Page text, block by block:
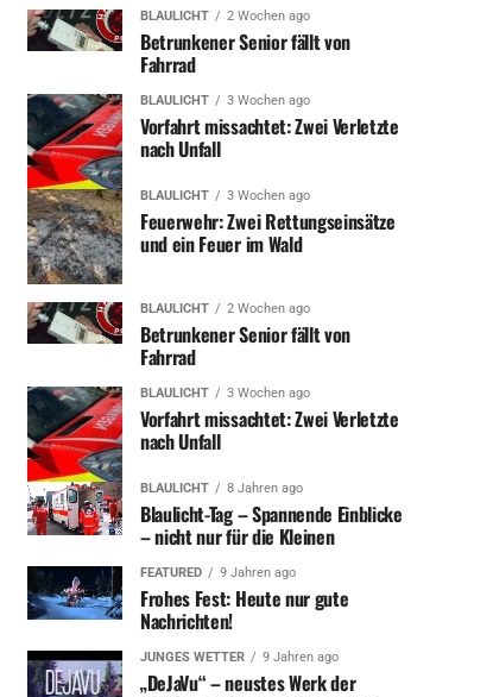
BLAULICHT 2 Wochen ago
Betrunkener Senior fällt von
Fahrrad
BLAULICHT 3 Wochen ago
Vorfahrt missachtet: Zwei Verletzte
nach Unfall
BLAULICHT 3 Wochen ago
Feuerwehr: Zwei Rettungseinsätze
und ein Feuer im Wald
BLAULICHT 2 Wochen ago
Betrunkener Senior fällt von
Fahrrad
BLAULICHT 3 Wochen ago
Vorfahrt missachtet: Zwei Verletzte
nach Unfall
BLAULICHT 8 Jahren ago
Blaulicht-Tag – Spannende Einblicke
– nicht nur für die Kleinen
FEATURED 9 Jahren ago
Frohes Fest: Heute nur gute
Nachrichten!
JUNGES WETTER 9 Jahren ago
„DeJaVu“ – neustes Werk der